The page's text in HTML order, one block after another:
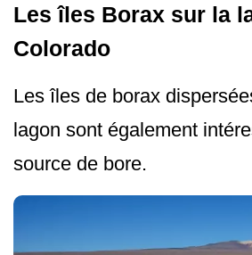
Les îles Borax sur la
Colorado
Les îles de borax
lagon sont également
source de bore.